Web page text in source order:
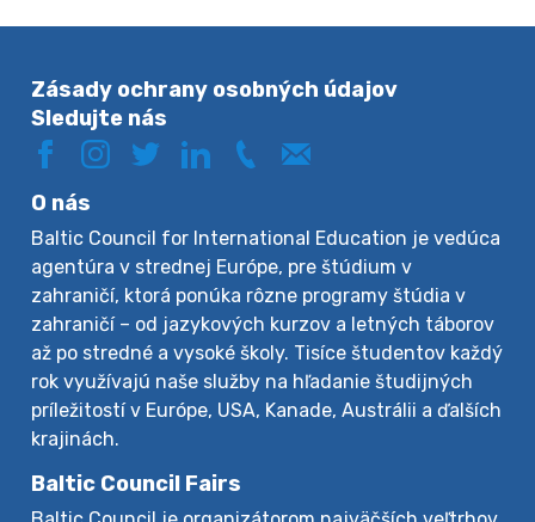
Zásady ochrany osobných údajov
Sledujte nás
O nás
Baltic Council for International Education je vedúca
agentúra v strednej Európe, pre štúdium v
zahraničí, ktorá ponúka rôzne programy štúdia v
zahraničí – od jazykových kurzov a letných táborov
až po stredné a vysoké školy. Tisíce študentov každý
rok využívajú naše služby na hľadanie študijných
príležitostí v Európe, USA, Kanade, Austrálii a ďalších
krajinách.
Baltic Council Fairs